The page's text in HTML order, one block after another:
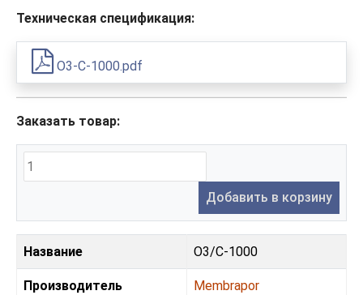
Техническая спецификация:
O3-C-1000.pdf
Заказать товар:
Добавить в корзину
Название O3/C-1000
Производитель Membrapor